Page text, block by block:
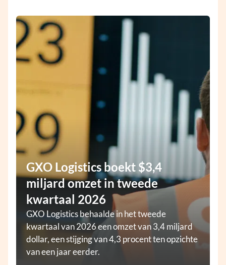
GXO Logistics boekt $3,4
miljard omzet in tweede
kwartaal 2026
GXO Logistics behaalde in het tweede
kwartaal van 2026 een omzet van 3,4 miljard
dollar, een stijging van 4,3 procent ten opzichte
van een jaar eerder.